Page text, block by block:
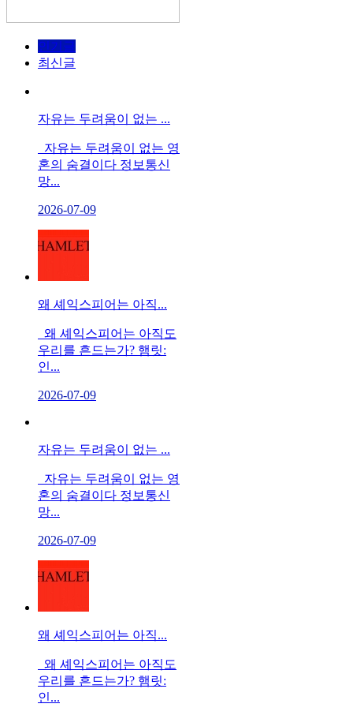
인기글
최신글
자유는 두려움이 없는 ...
자유는 두려움이 없는 영
혼의 숨결이다 정보통신
망...
2026-07-09
왜 셰익스피어는 아직...
왜 셰익스피어는 아직도
우리를 흔드는가? 햄릿:
인...
2026-07-09
자유는 두려움이 없는 ...
자유는 두려움이 없는 영
혼의 숨결이다 정보통신
망...
2026-07-09
왜 셰익스피어는 아직...
왜 셰익스피어는 아직도
우리를 흔드는가? 햄릿:
인...